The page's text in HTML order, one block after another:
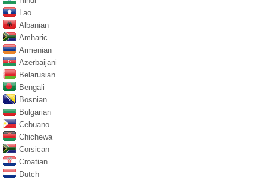
Lao
Albanian
Amharic
Armenian
Azerbaijani
Belarusian
Bengali
Bosnian
Bulgarian
Cebuano
Chichewa
Corsican
Croatian
Dutch